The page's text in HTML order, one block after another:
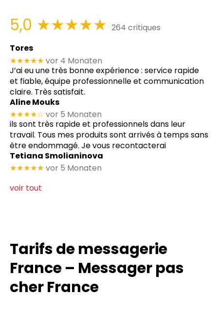
5,0 ★★★★★ 264 critiques
Tores
★★★★★ vor 4 Monaten
J’ai eu une très bonne expérience : service rapide
et fiable, équipe professionnelle et communication
claire. Très satisfait.
Aline Mouks
★★★★☆ vor 5 Monaten
ils sont très rapide et professionnels dans leur
travail. Tous mes produits sont arrivés à temps sans
être endommagé. Je vous recontacterai
Tetiana Smolianinova
★★★★★ vor 5 Monaten
voir tout
Tarifs de messagerie
France – Messager pas
cher France